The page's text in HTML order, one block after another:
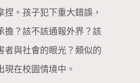
捏。孩子犯下重大錯誤，
擔？該不該通報外界？該
者與社會的眼光？類似的
現在校園情境中。